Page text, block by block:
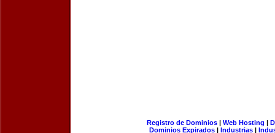
Registro de Dominios| Web Hosting |
Dominios Expirados | Industrias |